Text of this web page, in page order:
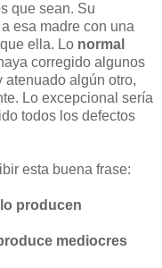
que sean. Su
esa madre con una
ella. Lo normal
corregido algunos
atenuado algún otro,
Lo excepcional sería
todos los defectos
esta buena frase:
producen
mediocres